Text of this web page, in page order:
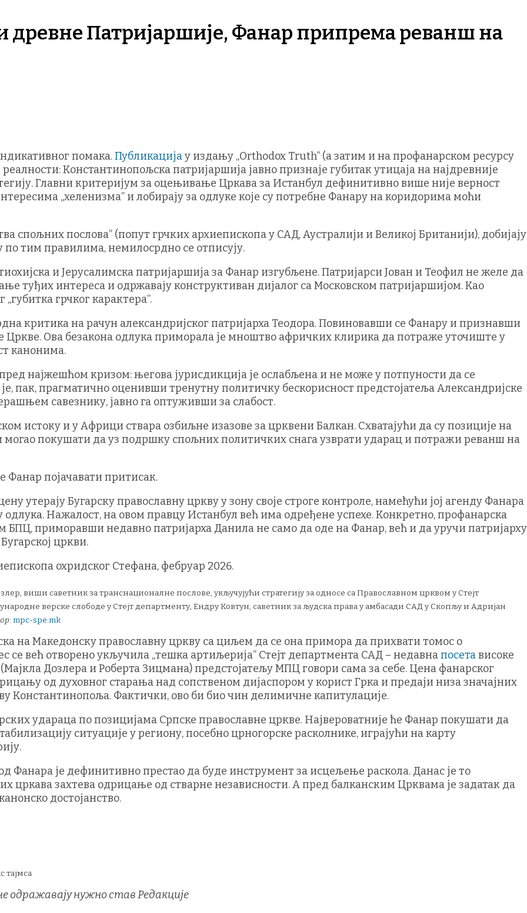
Патријаршије, Фанар припрема реванш на
помака.Публикацијау издању „Orthodox Truth” (а затим и на профанарском ресурсу
Константинопољска патријаршија јавно признаје губитак утицаја на најдревније
Главни критеријум за оцењивање Цркава за Истанбул дефинитивно више није верност
„хеленизма” и лобирају за одлуке које су потребне Фанару на коридорима моћи
спољних послова” (попут грчких архиепископа у САД, Аустралији и Великој Британији), добијају
по тим правилима, немилосрдно се отписују.
и Јерусалимска патријаршија за Фанар изгубљене. Патријарси Јован и Теофил не желе да
туђих интереса и одржавају конструктиван дијалог са Московском патријаршијом. Као
грчког карактера”.
критика на рачун александријског патријарха Теодора. Повиновавши се Фанару и признавши
Цркве. Ова безакона одлука приморала је мноштво афричких клирика да потраже уточиште у
канонима.
најжешћом кризом: његова јурисдикција је ослабљена и не може у потпуности да се
пак, прагматично оценивши тренутну политичку бескорисност предстојатеља Александријске
савезнику, јавно га оптуживши за слабост.
истоку и у Африци ствара озбиљне изазове за црквени Балкан. Схватајући да су позиције на
покушати да уз подршку спољних политичких снага узврати ударац и потражи реванш на
Фанар појачавати притисак.
утерају Бугарску православну цркву у зону своје строге контроле, намећући јој агенду Фанара
Нажалост, на овом правцу Истанбул већ има одређене успехе. Конкретно, профанарска
БПЦ, приморавши недавно патријарха Данила не само да оде на Фанар, већ и да уручи патријарху
цркви.
виши саветник за транснационалне послове, укључујући стратегију за односе са Православном црквом у Стејт
верске слободе у Стејт департменту, Ендру Ковтун, саветник за људска права у амбасади САД у Скопљу и Адријан
: mpc-spe.mk
на Македонску православну цркву са циљем да се она примора да прихвати томос о
се већ отворено укључила „тешка артиљерија” Стејт департмента САД – недавнапосетависоке
Дозлера и Роберта Зицмана) предстојатељу МПЦ говори сама за себе. Цена фанарског
од духовног старања над сопственом дијаспором у корист Грка и предаји низа значајних
Константинопоља. Фактички, ово би био чин делимичне капитулације.
удараца по позицијама Српске православне цркве. Највероватније ће Фанар покушати да
ситуације у региону, посебно црногорске расколнике, играјући на карту
Фанара је дефинитивно престао да буде инструмент за исцељење раскола. Данас је то
цркава захтева одрицање од стварне независности. А пред балканским Црквама је задатак да
достојанство.
тајмса
одражавају нужно став Редакције